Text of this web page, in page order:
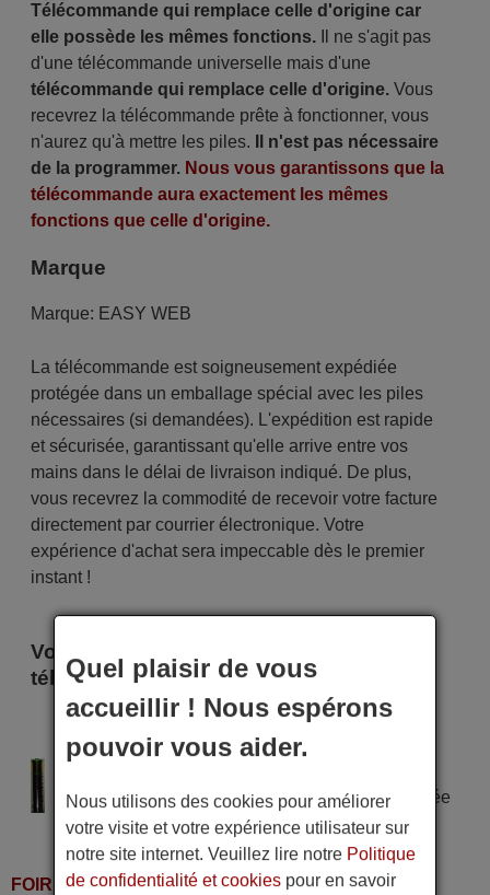
Télécommande qui remplace celle d'origine car
elle possède les mêmes fonctions.Il ne s'agit pas
d'une télécommande universelle mais d'une
télécommande qui remplace celle d'origine.Vous
recevrez la télécommande prête à fonctionner, vous
n'aurez qu'à mettre les piles.
Il n'est pas nécessaire
de la programmer. Nous vous garantissons que la
télécommande aura exactement les mêmes
fonctions que celle d'origine.
Marque
Marque: EASY WEB
La télécommande est soigneusement expédiée
protégée dans un emballage spécial avec les piles
nécessaires (si demandées). L'expédition est rapide
et sécurisée, garantissant qu'elle arrive entre vos
mains dans le délai de livraison indiqué. De plus,
vous recevrez la commodité de recevoir votre facture
directement par courrier électronique. Votre
expérience d'achat sera impeccable dès le premier
instant !
Voici certains modèles qui utilisent cette
télécommande
EASY WEB TV 50"
EASY WEB TV50LCD
Pile alcaline type AAA LR06 tension 1,5 V utilisée
dans la grande majorité de télécommandes.
FOIRE AUX QUESTIONS
Quel plaisir de vous
accueillir ! Nous espérons
pouvoir vous aider.
Nous utilisons des cookies pour améliorer
votre visite et votre expérience utilisateur sur
notre site internet. Veuillez lire notre Politique
de confidentialité et cookies pour en savoir